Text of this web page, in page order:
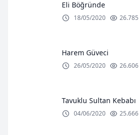
Eli Böğründe
18/05/2020 26.785
Harem Güveci
26/05/2020 26.606
Tavuklu Sultan Kebabı
04/06/2020 25.666